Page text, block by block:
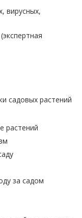
вирусных,
садовых растений
растений
за садом